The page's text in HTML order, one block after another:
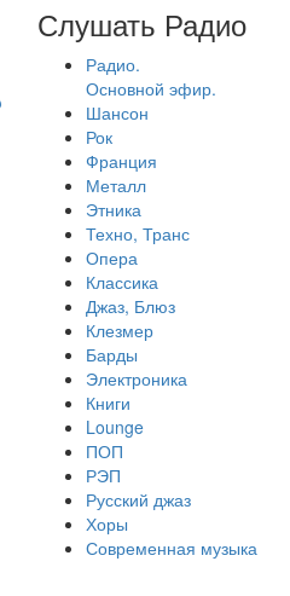
Слушать Радио
Радио.
Основной эфир.
Шансон
Рок
Франция
Металл
Этника
Техно, Транс
Опера
Классика
Джаз, Блюз
Клезмер
Барды
Электроника
Книги
Lounge
ПОП
РЭП
Русский джаз
Хоры
Современная музыка